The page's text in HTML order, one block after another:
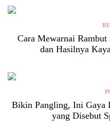
Cara Mewarnai
dan Hasilnya
Bikin Pangling, Ini Gaya
yang Disebut